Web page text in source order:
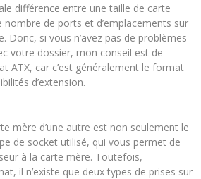
différence entre une taille de carte
de ports et d’emplacements sur
Donc, si vous n’avez pas de problèmes
votre dossier, mon conseil est de
ATX, car c’est généralement le format
d’extension.
mère d’une autre est non seulement le
de socket utilisé, qui vous permet de
à la carte mère. Toutefois,
il n’existe que deux types de prises sur